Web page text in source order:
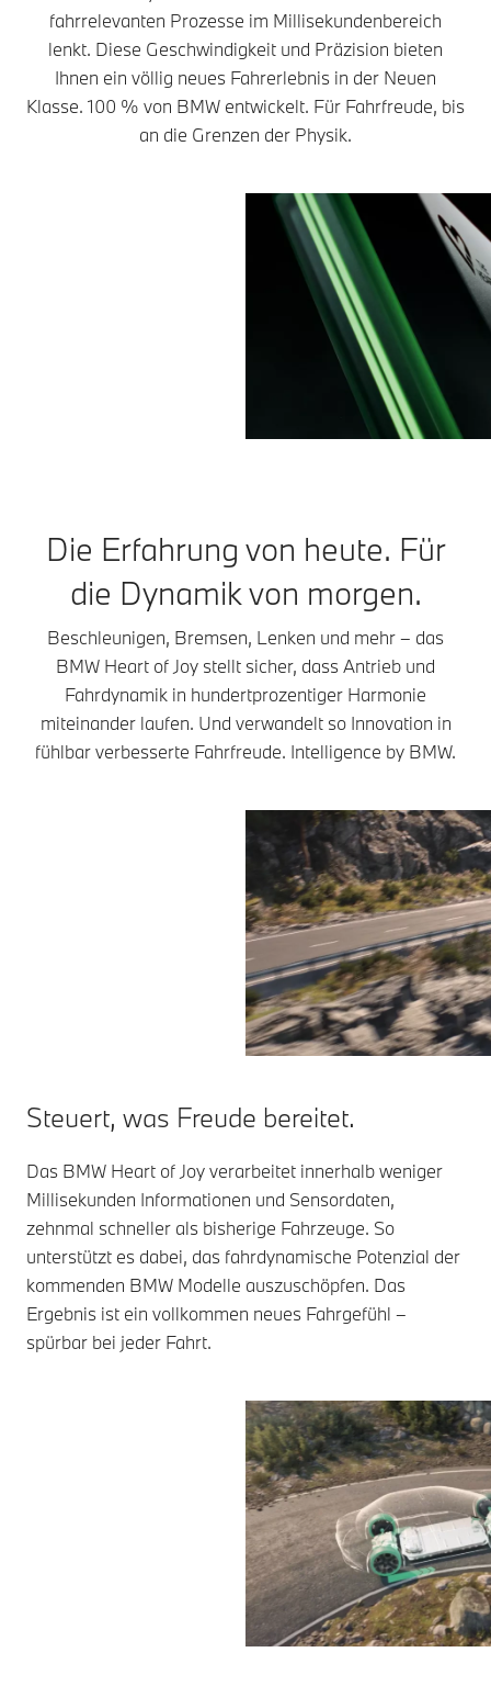
fahrrelevanten Prozesse im Millisekundenbereich
lenkt. Diese Geschwindigkeit und Präzision bieten
Ihnen ein völlig neues Fahrerlebnis in der Neuen
Klasse. 100 % von BMW entwickelt. Für Fahrfreude, bis
an die Grenzen der Physik.
Die Erfahrung von heute. Für
die Dynamik von morgen.
Beschleunigen, Bremsen, Lenken und mehr – das
BMW Heart of Joy stellt sicher, dass Antrieb und
Fahrdynamik in hundertprozentiger Harmonie
miteinander laufen. Und verwandelt so Innovation in
fühlbar verbesserte Fahrfreude. Intelligence by BMW.
Steuert, was Freude bereitet.
Das BMW Heart of Joy verarbeitet innerhalb weniger
Millisekunden Informationen und Sensordaten,
zehnmal schneller als bisherige Fahrzeuge. So
unterstützt es dabei, das fahrdynamische Potenzial der
kommenden BMW Modelle auszuschöpfen. Das
Ergebnis ist ein vollkommen neues Fahrgefühl –
spürbar bei jeder Fahrt.